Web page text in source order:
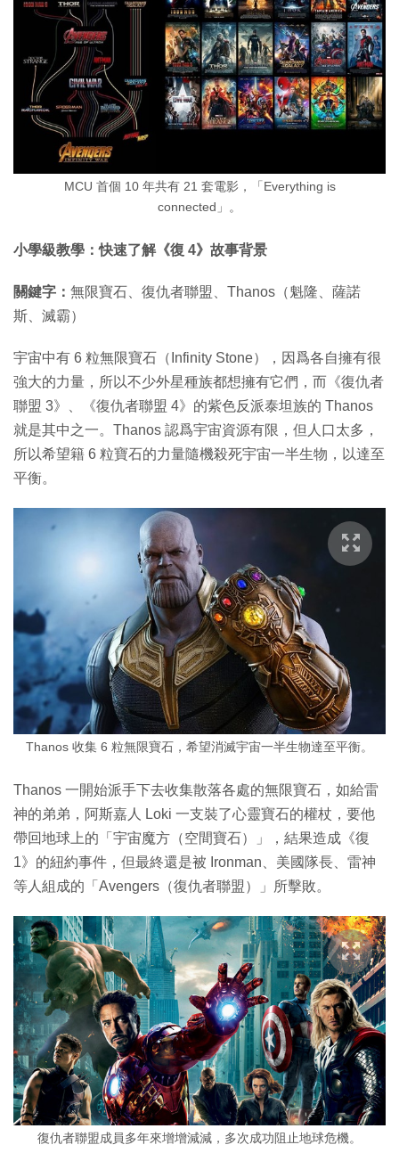
MCU 首個 10 年共有 21 套電影，「Everything is
connected」。
小學級教學：快速了解《復 4》故事背景
關鍵字： 無限寶石、復仇者聯盟、Thanos（魁隆、薩諾
斯、滅霸）
宇宙中有 6 粒無限寶石（Infinity Stone），因爲各自擁有很
強大的力量，所以不少外星種族都想擁有它們，而《復仇者
聯盟 3》、《復仇者聯盟 4》的紫色反派泰坦族的 Thanos
就是其中之一。Thanos 認爲宇宙資源有限，但人口太多，
所以希望籍 6 粒寶石的力量隨機殺死宇宙一半生物，以達至
平衡。
Thanos 收集 6 粒無限寶石，希望消滅宇宙一半生物達至平衡。
Thanos 一開始派手下去收集散落各處的無限寶石，如給雷
神的弟弟，阿斯嘉人 Loki 一支裝了心靈寶石的權杖，要他
帶回地球上的「宇宙魔方（空間寶石）」，結果造成《復
1》的紐約事件，但最終還是被 Ironman、美國隊長、雷神
等人組成的「Avengers（復仇者聯盟）」所擊敗。
復仇者聯盟成員多年來增增減減，多次成功阻止地球危機。